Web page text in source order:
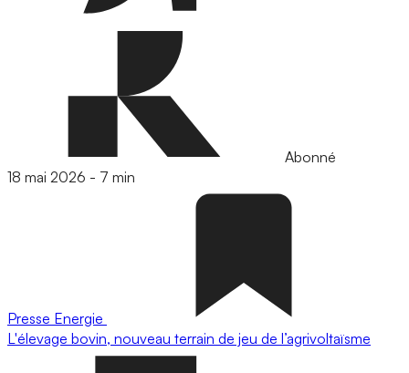
Abonné
18 mai 2026 - 7 min
Presse Energie
L'élevage bovin, nouveau terrain de jeu de l’agrivoltaïsme